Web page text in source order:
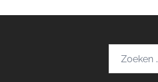
naar: